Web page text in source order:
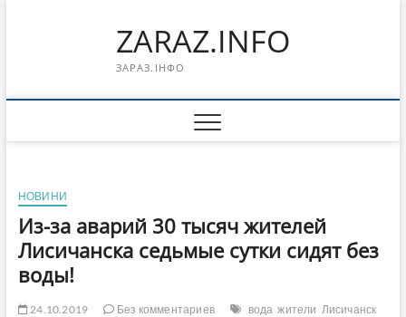
ZARAZ.INFO
ЗАРАЗ.ІНФО
НОВИНИ
Из-за аварий 30 тысяч жителей
Лисичанска седьмые сутки сидят без
воды!
24.10.2019 Без комментариев вода жители Лисичанск